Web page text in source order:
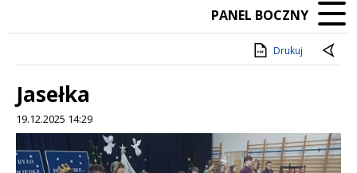
PANEL BOCZNY
Drukuj
Jasełka
19.12.2025 14:29